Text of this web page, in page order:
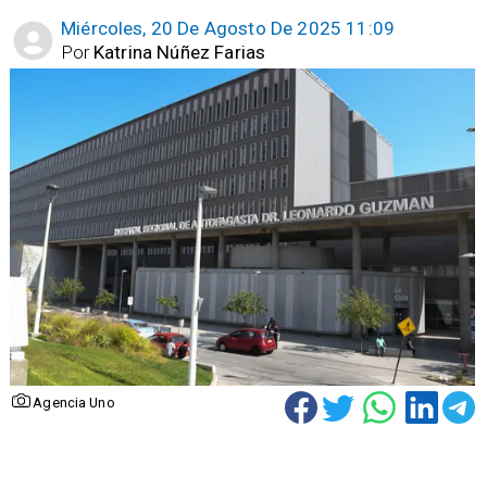
Miércoles, 20 De Agosto De 2025 11:09
Katrina Núñez Farias
Por
Agencia Uno